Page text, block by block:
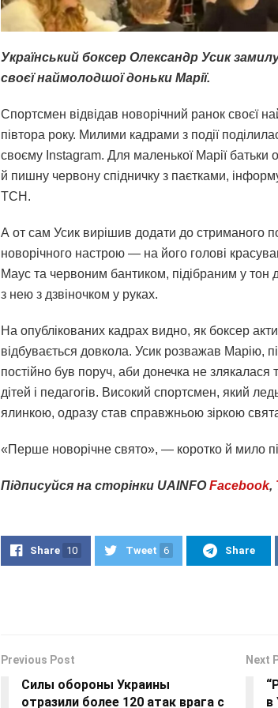
Український боксер Олександр Усик
своєї наймолодшої доньки Марії.
Спортсмен відвідав новорічний ранок своєї
півтора року. Милими кадрами з події
своєму Instagram. Для маленької Марії батьки
й пишну червону спідничку з паєтками,
ТСН.
А от сам Усик вирішив додати до стриманого
новорічного настрою — на його голові
Маус та червоним бантиком, підібраним у
з нею з дзвіночком у руках.
На опублікованих кадрах видно, як боксер
відбувається довкола. Усик розважав Марію,
постійно був поруч, аби донечка не злякалася
дітей і педагогів. Високий спортсмен, який
ялинкою, одразу став справжньою зіркою
«Перше новорічне свято», — коротко й мило
Підписуйся на сторінки UAINFOFacebook,
Share 10 Tweet 6 Share
Previous Post
Силы обороны Украины
отразили более 120 атак врага с
Next
в